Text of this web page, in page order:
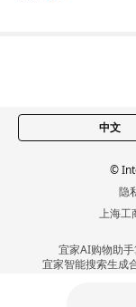
宽度
包装数量
603.400.49
中文
©
隐
上海工
宜家AI购物助
宜家智能搜索生成